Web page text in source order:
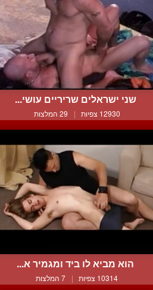
שני ישראלים שריריים עושי...
12930 צפיות | 29 המלצות
הוא מביא לו ביד ומגמיר א...
10314 צפיות | 7 המלצות